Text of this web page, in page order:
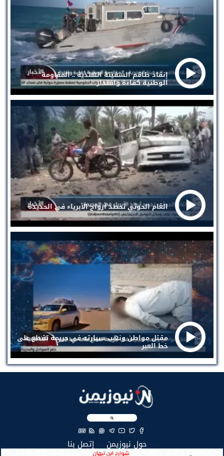
إنقاذ طاقم السفينة الهندية .. المقاومة
الوطنية كفاءة واقتدار
الغام الحوثي تحصد أرواح الأبرياء في الحديدة
مقتل مواطن ونهب سيارته في جريمة تقطع على
خط العبر
EN
حول نيوزيمن إتصل بنا